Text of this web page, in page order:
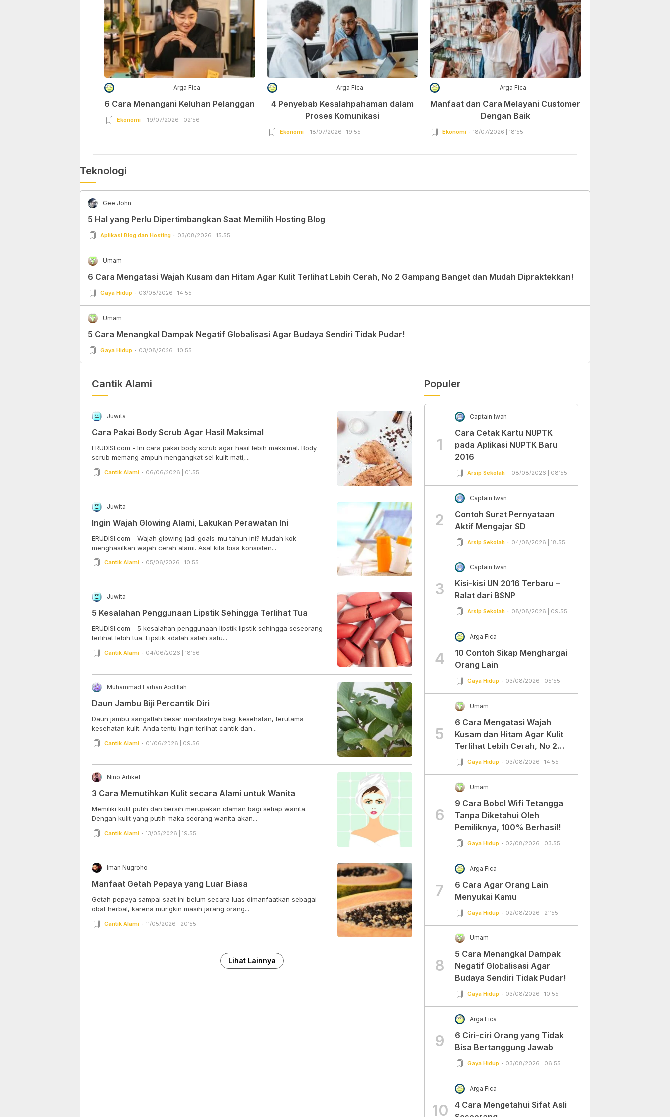
Arga Fica
6 Cara Menangani Keluhan Pelanggan
Ekonomi 19/07/2026 | 02:56
Arga Fica
4 Penyebab Kesalahpahaman dalam
Proses Komunikasi
Ekonomi 18/07/2026 | 19:55
Arga Fica
Manfaat dan Cara Melayani Customer
Dengan Baik
Ekonomi 18/07/2026 | 18:55
Teknologi
Gee John
5 Hal yang Perlu Dipertimbangkan Saat Memilih Hosting Blog
Aplikasi Blog dan Hosting 03/08/2026 | 15:55
Umam
6 Cara Mengatasi Wajah Kusam dan Hitam Agar Kulit Terlihat Lebih Cerah, No 2 Gampang Banget dan Mudah Dipraktekkan!
Gaya Hidup 03/08/2026 | 14:55
Umam
5 Cara Menangkal Dampak Negatif Globalisasi Agar Budaya Sendiri Tidak Pudar!
Gaya Hidup 03/08/2026 | 10:55
Cantik Alami
Juwita
Cara Pakai Body Scrub Agar Hasil Maksimal
ERUDISI.com - Ini cara pakai body scrub agar hasil lebih maksimal. Body
scrub memang ampuh mengangkat sel kulit mati,...
Cantik Alami 06/06/2026 | 01:55
Juwita
Ingin Wajah Glowing Alami, Lakukan Perawatan Ini
ERUDISI.com - Wajah glowing jadi goals-mu tahun ini? Mudah kok
menghasilkan wajah cerah alami. Asal kita bisa konsisten...
Cantik Alami 05/06/2026 | 10:55
Juwita
5 Kesalahan Penggunaan Lipstik Sehingga Terlihat Tua
ERUDISI.com - 5 kesalahan penggunaan lipstik lipstik sehingga seseorang
terlihat lebih tua. Lipstik adalah salah satu...
Cantik Alami 04/06/2026 | 18:56
Muhammad Farhan Abdillah
Daun Jambu Biji Percantik Diri
Daun jambu sangatlah besar manfaatnya bagi kesehatan, terutama
kesehatan kulit. Anda tentu ingin terlihat cantik dan...
Cantik Alami 01/06/2026 | 09:56
Nino Artikel
3 Cara Memutihkan Kulit secara Alami untuk Wanita
Memiliki kulit putih dan bersih merupakan idaman bagi setiap wanita.
Dengan kulit yang putih maka seorang wanita akan...
Cantik Alami 13/05/2026 | 19:55
Iman Nugroho
Manfaat Getah Pepaya yang Luar Biasa
Getah pepaya sampai saat ini belum secara luas dimanfaatkan sebagai
obat herbal, karena mungkin masih jarang orang...
Cantik Alami 11/05/2026 | 20:55
Lihat Lainnya
Populer
1
Captain Iwan
Cara Cetak Kartu NUPTK
pada Aplikasi NUPTK Baru
2016
Arsip Sekolah 08/08/2026 | 08:55
2
Captain Iwan
Contoh Surat Pernyataan
Aktif Mengajar SD
Arsip Sekolah 04/08/2026 | 18:55
3
Captain Iwan
Kisi-kisi UN 2016 Terbaru –
Ralat dari BSNP
Arsip Sekolah 08/08/2026 | 09:55
4
Arga Fica
10 Contoh Sikap Menghargai
Orang Lain
Gaya Hidup 03/08/2026 | 05:55
5
Umam
6 Cara Mengatasi Wajah
Kusam dan Hitam Agar Kulit
Terlihat Lebih Cerah, No 2
Gampang Banget dan Mudah
Gaya Hidup 03/08/2026 | 14:55
6
Umam
9 Cara Bobol Wifi Tetangga
Tanpa Diketahui Oleh
Pemiliknya, 100% Berhasil!
Gaya Hidup 02/08/2026 | 03:55
7
Arga Fica
6 Cara Agar Orang Lain
Menyukai Kamu
Gaya Hidup 02/08/2026 | 21:55
8
Umam
5 Cara Menangkal Dampak
Negatif Globalisasi Agar
Budaya Sendiri Tidak Pudar!
Gaya Hidup 03/08/2026 | 10:55
9
Arga Fica
6 Ciri-ciri Orang yang Tidak
Bisa Bertanggung Jawab
Gaya Hidup 03/08/2026 | 06:55
10
Arga Fica
4 Cara Mengetahui Sifat Asli